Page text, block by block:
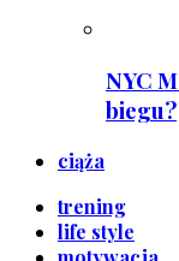
NYC
biegu?
ciąża
trening
life style